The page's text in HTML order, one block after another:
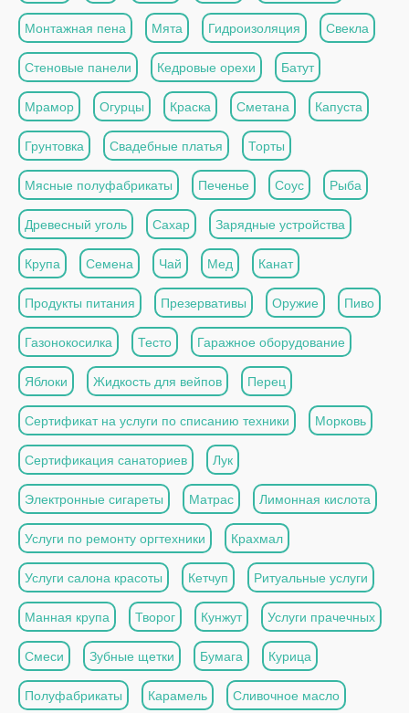
Монтажная пена Мята Гидроизоляция Свекла
Стеновые панели Кедровые орехи Батут
Мрамор Огурцы Краска Сметана Капуста
Грунтовка Свадебные платья Торты
Мясные полуфабрикаты Печенье Соус Рыба
Древесный уголь Сахар Зарядные устройства
Крупа Семена Чай Мед Канат
Продукты питания Презервативы Оружие Пиво
Газонокосилка Тесто Гаражное оборудование
Яблоки Жидкость для вейпов Перец
Сертификат на услуги по списанию техники Морковь
Сертификация санаториев Лук
Электронные сигареты Матрас Лимонная кислота
Услуги по ремонту оргтехники Крахмал
Услуги салона красоты Кетчуп Ритуальные услуги
Манная крупа Творог Кунжут Услуги прачечных
Смеси Зубные щетки Бумага Курица
Полуфабрикаты Карамель Сливочное масло